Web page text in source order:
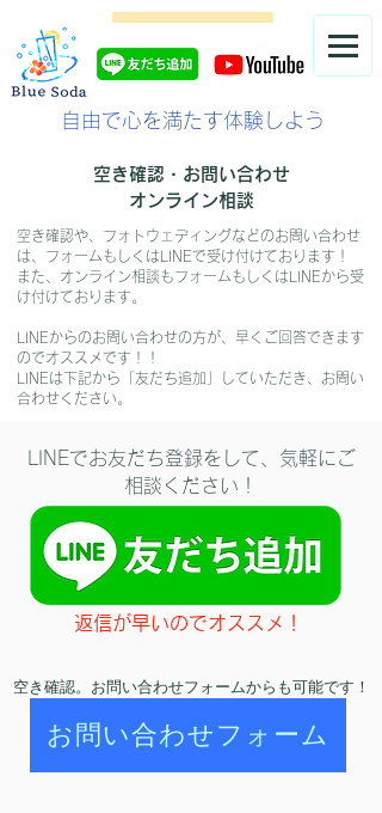
自由で心を満たす体験しよう
​空き確認・お問い合わせ
​オンライン相談
空き確認や、フォトウェディングなどのお問い合わせ
は、フォームもしくはLINEで受け付けております！
​また、オンライン相談もフォームもしくはLINEから受
け付けております。
​LINEからのお問い合わせの方が、早くご回答できます
のでオススメです！！
LINEは下記から「友だち追加」していただき、お問い
合わせください。
LINEでお友だち登録をして、気軽にご
相談ください！
返信が早いのでオススメ！
​空き確認。お問い合わせフォームからも可能です！
お問い合わせフォーム